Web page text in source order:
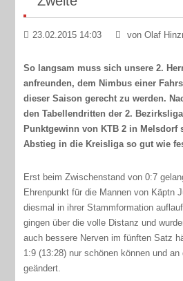
23.02.2015 14:03 von Olaf
So langsam muss sich unsere 2.
anfreunden, dem Nimbus einer
dieser Saison gerecht zu werden.
den Tabellendritten der 2.
Punktgewinn von KTB 2 in Melsdorf
Abstieg in die Kreisliga so gut wie
Erst beim Zwischenstand von 0:7
Ehrenpunkt für die Mannen von Käptn
diesmal in ihrer Stammformation
gingen über die volle Distanz und
auch bessere Nerven im fünften Satz
1:9 (13:28) nur schönen können und
geändert.